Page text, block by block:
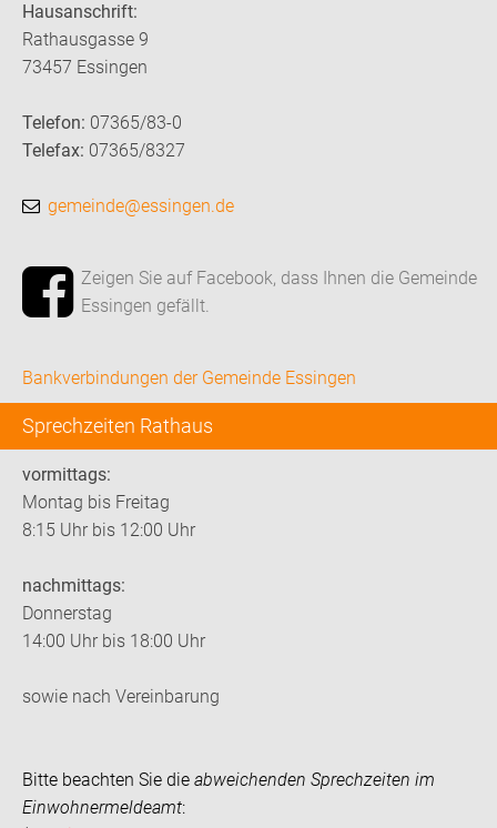
Hausanschrift:
Rathausgasse 9
73457 Essingen
Telefon: 07365/83-0
Telefax: 07365/8327
gemeinde@essingen.de
Zeigen Sie auf Facebook, dass Ihnen die Gemeinde
Essingen gefällt.
Bankverbindungen der Gemeinde Essingen
Sprechzeiten Rathaus
vormittags:
Montag bis Freitag
8:15 Uhr bis 12:00 Uhr
nachmittags:
Donnerstag
14:00 Uhr bis 18:00 Uhr
sowie nach Vereinbarung
Bitte beachten Sie die abweichenden Sprechzeiten im
Einwohnermeldeamt: